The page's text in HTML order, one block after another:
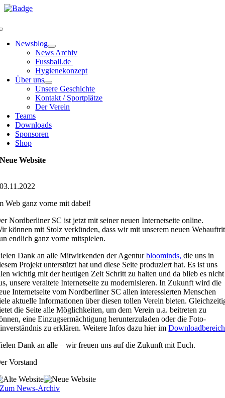
Zum
Newsblog
News Archiv
Fussball.de
Hygienekonzept
Über uns
Unsere Geschichte
Kontakt / Sportplätze
Der Verein
Teams
Downloads
Sponsoren
Shop
Neue Website
03.11.2022
Web ganz vorne mit dabei!
Nordberliner SC ist jetzt mit seiner neuen Internetseite online.
können mit Stolz verkünden, dass wir mit unserem neuen
endlich ganz vorne mitspielen.
Dank an alle Mitwirkenden der Agenturbloominds,die uns in
Projekt unterstützt hat und diese Seite produziert hat. Es ist uns
wichtig mit der heutigen Zeit Schritt zu halten und da blieb es nicht
unsere veraltete Internetseite zu modernisieren. In Zukunft wird die
Internetseite vom Nordberliner SC allen interessierten Menschen
aktuelle Informationen über diesen tollen Verein bieten.
die Seite alle Möglichkeiten, um dem Verein u.a. beitreten zu
eine Einzugsermächtigung herunterzuladen oder die Foto-
zu erklären. Weitere Infos dazu hier im
Dank an alle – wir freuen uns auf die Zukunft mit Euch.
Vorstand
Zum News-Archiv